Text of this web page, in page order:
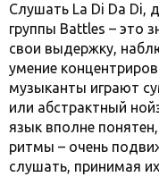
Слушать La Di Da Di,
группы Battles – это
свои выдержку,
умение
музыканты играют
или абстрактный
язык вполне
ритмы – очень
слушать, принимая